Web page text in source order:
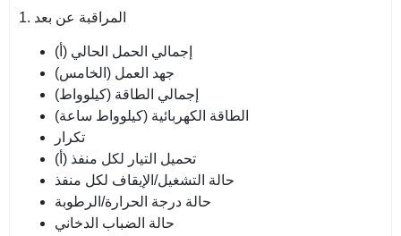
إجمالي الحمل الحالي (أ)
جهد العمل (الخامس)
إجمالي الطاقة (كيلوواط)
الطاقة الكهربائية (كيلوواط ساعة)
تكرار
تحميل التيار لكل منفذ (أ)
حالة التشغيل/الإيقاف لكل منفذ
حالة درجة الحرارة/الرطوبة
حالة الضباب الدخاني